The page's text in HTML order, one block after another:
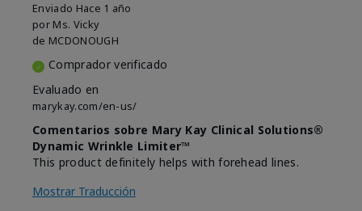
Enviado Hace 1 año
por Ms. Vicky
de MCDONOUGH
Comprador verificado
Evaluado en
marykay.com/en-us/
Comentarios sobre Mary Kay Clinical Solutions®
Dynamic Wrinkle Limiter™
This product definitely helps with forehead lines.
Mostrar Traducción